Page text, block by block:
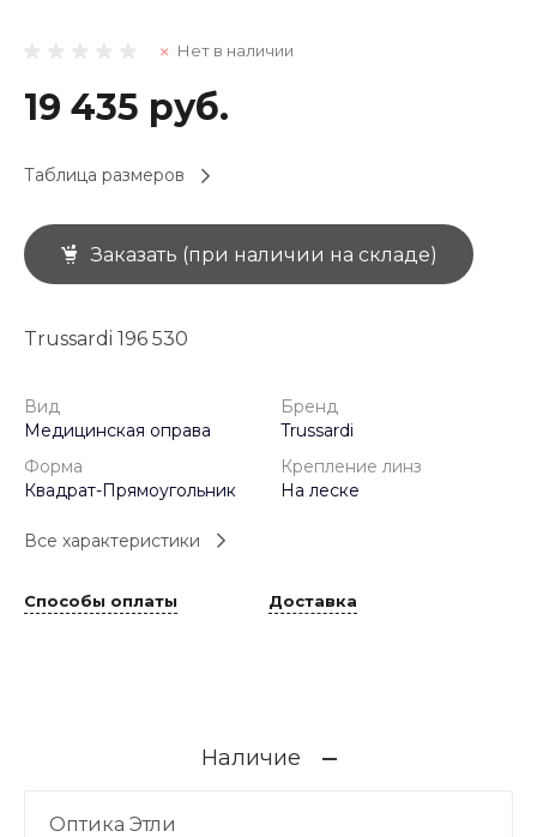
Нет в наличии
19 435 руб.
Таблица размеров
Заказать (при наличии на складе)
Trussardi 196 530
Вид
Медицинская оправа
Бренд
Trussardi
Форма
Квадрат-Прямоугольник
Крепление линз
На леске
Все характеристики
Способы оплаты Доставка
Наличие
Оптика Этли